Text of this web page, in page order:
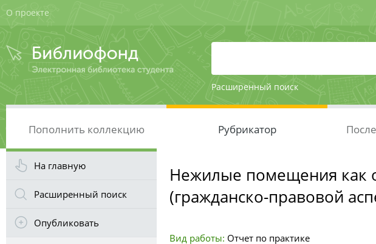
О проекте
Расширенный поиск
Пополнить коллекцию Рубрикатор
На главную
Расширенный поиск
Опубликовать
Нежилые помещения как
(гражданско-правовой
Вид работы: Отчет по практике